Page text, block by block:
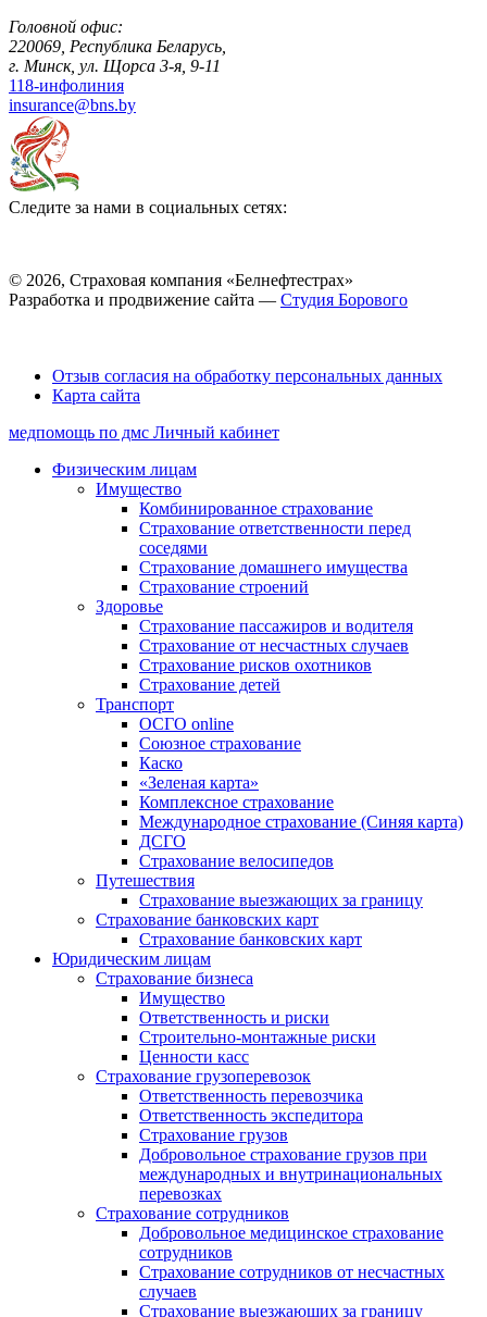
Головной офис:
220069, Республика Беларусь,
г. Минск, ул. Щорса 3-я, 9-11
118-инфолиния
insurance@bns.by
Следите за нами в социальных сетях:
© 2026, Страховая компания «Белнефтестрах»
Разработка и продвижение сайта — Студия Борового
Отзыв согласия на обработку персональных данных
Карта сайта
медпомощь по дмс Личный кабинет
Физическим лицам
Имущество
Комбинированное страхование
Страхование ответственности перед
соседями
Страхование домашнего имущества
Страхование строений
Здоровье
Страхование пассажиров и водителя
Страхование от несчастных случаев
Страхование рисков охотников
Страхование детей
Транспорт
ОСГО online
Союзное страхование
Каско
«Зеленая карта»
Комплексное страхование
Международное страхование (Синяя карта)
ДСГО
Страхование велосипедов
Путешествия
Страхование выезжающих за границу
Страхование банковских карт
Страхование банковских карт
Юридическим лицам
Страхование бизнеса
Имущество
Ответственность и риски
Строительно-монтажные риски
Ценности касс
Страхование грузоперевозок
Ответственность перевозчика
Ответственность экспедитора
Страхование грузов
Добровольное страхование грузов при
международных и внутринациональных
перевозках
Страхование сотрудников
Добровольное медицинское страхование
сотрудников
Страхование сотрудников от несчастных
случаев
Страхование выезжающих за границу